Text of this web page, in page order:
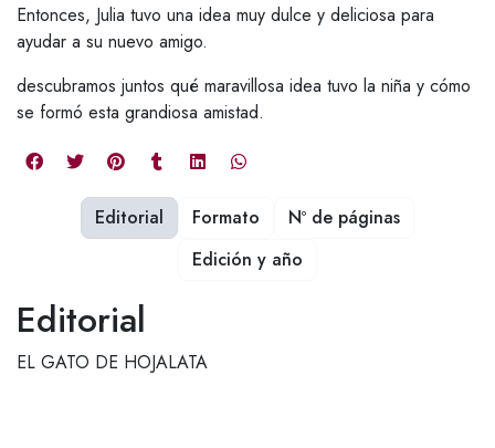
Entonces, Julia tuvo una idea muy dulce y deliciosa para
ayudar a su nuevo amigo.
descubramos juntos qué maravillosa idea tuvo la niña y cómo
se formó esta grandiosa amistad.
Editorial
EL GATO DE HOJALATA
Editorial Formato
Nº de páginas
Edición y año